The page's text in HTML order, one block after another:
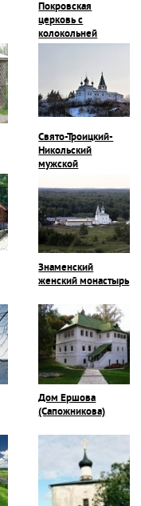
Покровская
церковь с
колокольней
Свято-Троицкий-
Никольский
мужской
Знаменский
женский монастырь
Дом Ершова
(Сапожникова)